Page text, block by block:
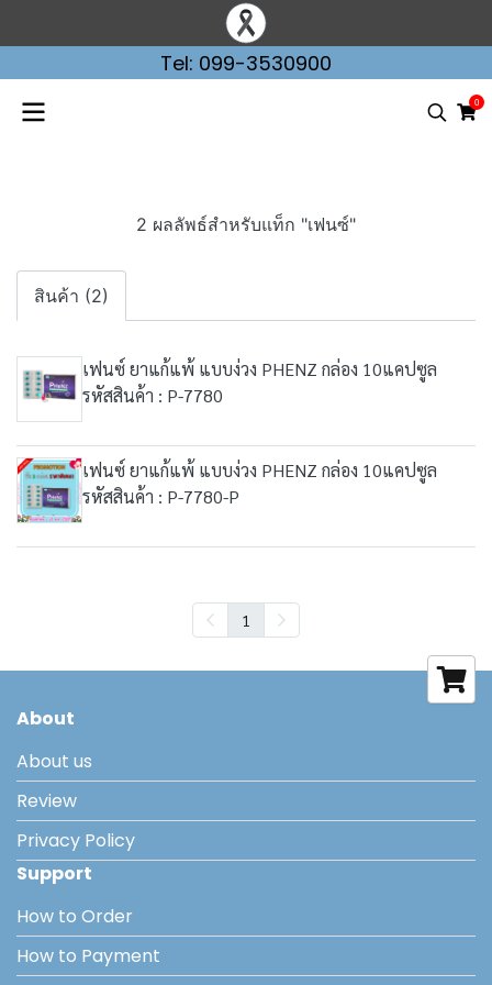
Tel: 099-3530900
0
2 ผลลัพธ์สำหรับแท็ก "เฟนซ์"
สินค้า (2)
เฟนซ์ ยาแก้แพ้ แบบง่วง PHENZ กล่อง 10แคปซูล
รหัสสินค้า : P-7780
เฟนซ์ ยาแก้แพ้ แบบง่วง PHENZ กล่อง 10แคปซูล
รหัสสินค้า : P-7780-P
1
About
About us
Review
Privacy Policy
Support
How to Order
How to Payment